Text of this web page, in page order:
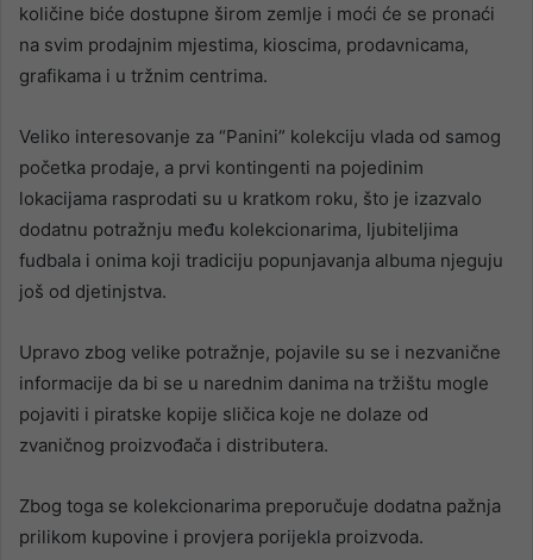
količine biće dostupne širom zemlje i moći će se pronaći
na svim prodajnim mjestima, kioscima, prodavnicama,
grafikama i u tržnim centrima.
Veliko interesovanje za “Panini” kolekciju vlada od samog
početka prodaje, a prvi kontingenti na pojedinim
lokacijama rasprodati su u kratkom roku, što je izazvalo
dodatnu potražnju među kolekcionarima, ljubiteljima
fudbala i onima koji tradiciju popunjavanja albuma njeguju
još od djetinjstva.
Upravo zbog velike potražnje, pojavile su se i nezvanične
informacije da bi se u narednim danima na tržištu mogle
pojaviti i piratske kopije sličica koje ne dolaze od
zvaničnog proizvođača i distributera.
Zbog toga se kolekcionarima preporučuje dodatna pažnja
prilikom kupovine i provjera porijekla proizvoda.